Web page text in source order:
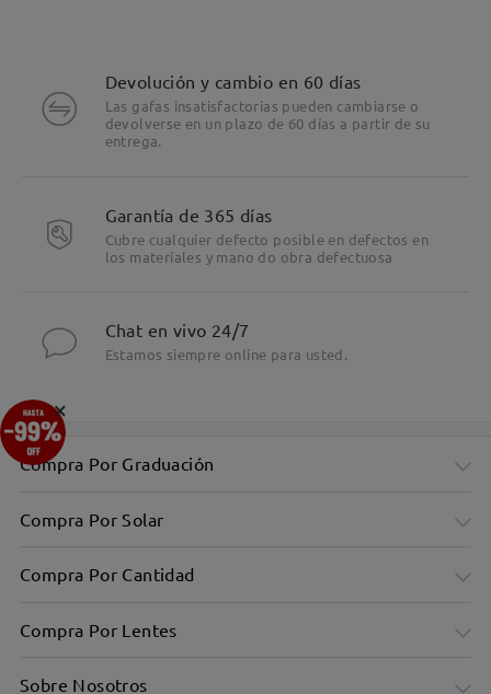
Devolución y cambio en 60 días
Las gafas insatisfactorias pueden cambiarse o
devolverse en un plazo de 60 días a partir de su
entrega.
Garantía de 365 días
Cubre cualquier defecto posible en defectos en
los materiales y mano do obra defectuosa
Chat en vivo 24/7
Estamos siempre online para usted.
Compra Por Graduación
Compra Por Solar
Compra Por Cantidad
Compra Por Lentes
Sobre Nosotros
×